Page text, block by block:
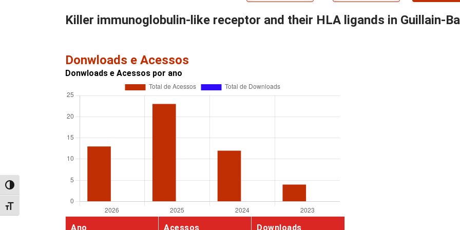
Alternar alto contraste
Alternar tamanho da fonte
Killer immunoglobulin-like receptor and their HLA ligands in Guillain-
Donwloads e Acessos
Donwloads e Acessos por ano
Ano Acessos Downloads